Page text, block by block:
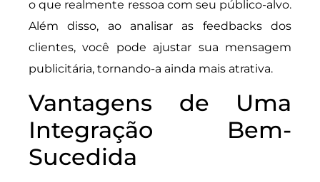
o que realmente ressoa com seu público-alvo.
Além disso, ao analisar as feedbacks dos
clientes, você pode ajustar sua mensagem
publicitária, tornando-a ainda mais atrativa.
Vantagens de Uma
Integração Bem-
Sucedida